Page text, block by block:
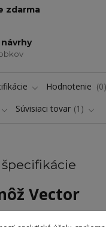
zdarma
Hodnotenie
0
Súvisiaci tovar 1
Vector